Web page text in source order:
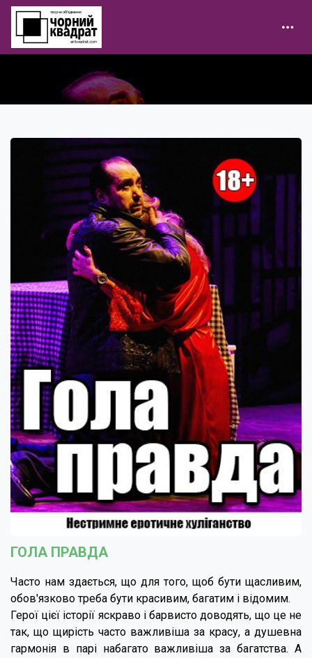
ГОЛА ПРАВДА
Часто нам здається, що для того, щоб бути щасливим,
обов'язково треба бути красивим, багатим і відомим.
Герої цієї історії яскраво і барвисто доводять, що це не
так, що щирість часто важливіша за красу, а душевна
гармонія в парі набагато важливіша за багатства. А